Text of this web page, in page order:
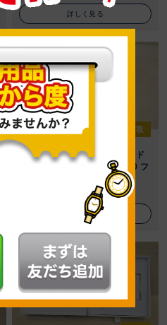
詳しく見る
買取
2020.06.26
イヴ・サンローラン アンクル ド
オールアワーズ クッション 20 フ
詳しく見る
錬金堂 豊川店